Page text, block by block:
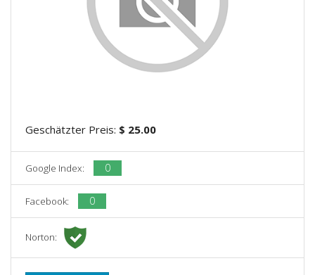
Geschätzter Preis: $ 25.00
Google Index: 0
Facebook: 0
Norton: